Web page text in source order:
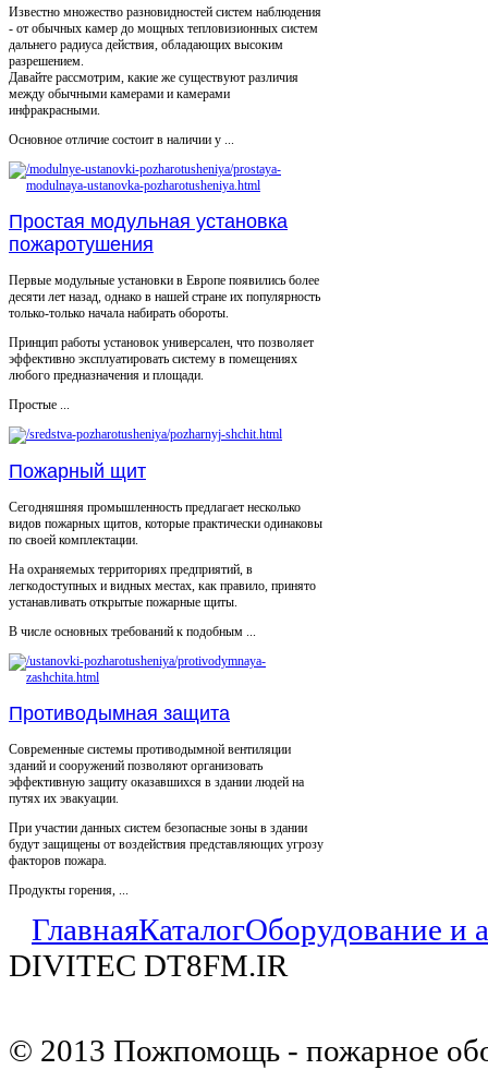
Известно множество разновидностей систем наблюдения
- от обычных камер до мощных тепловизионных систем
дальнего радиуса действия, обладающих высоким
разрешением.
Давайте рассмотрим, какие же существуют различия
между обычными камерами и камерами
инфракрасными.
Основное отличие состоит в наличии у ...
Простая модульная установка
пожаротушения
Первые модульные установки в Европе появились более
десяти лет назад, однако в нашей стране их популярность
только-только начала набирать обороты.
Принцип работы установок универсален, что позволяет
эффективно эксплуатировать систему в помещениях
любого предназначения и площади.
Простые ...
Пожарный щит
Сегодняшняя промышленность предлагает несколько
видов пожарных щитов, которые практически одинаковы
по своей комплектации.
На охраняемых территориях предприятий, в
легкодоступных и видных местах, как правило, принято
устанавливать открытые пожарные щиты.
В числе основных требований к подобным ...
Противодымная защита
Современные системы противодымной вентиляции
зданий и сооружений позволяют организовать
эффективную защиту оказавшихся в здании людей на
путях их эвакуации.
При участии данных систем безопасные зоны в здании
будут защищены от воздействия представляющих угрозу
факторов пожара.
Продукты горения, ...
ГлавнаяКаталогОборудование и
DIVITEC DT8FM.IR
© 2013 Пожпомощь - пожарное